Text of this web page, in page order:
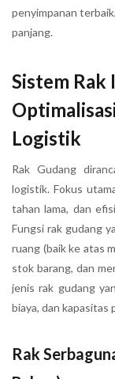
penyimpanan
panjang.
Sistem Rak
Logistik
Rak Gudang
logistik. Fokus
tahan lama, dan
Fungsi rak gudang
ruang (baik ke atas
stok barang, dan
jenis rak gudang
biaya, dan kapasitas
Rak